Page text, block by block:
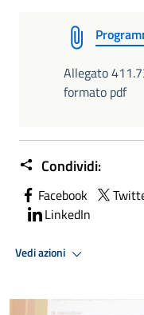
Allegato
formato pdf
Condividi:
Facebook
LinkedIn
Vedi azioni